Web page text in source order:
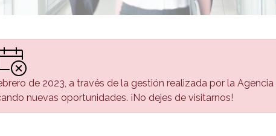
de 2023, a través de la gestión realizada por la Agencia
nuevas oportunidades. ¡No dejes de visitarnos!